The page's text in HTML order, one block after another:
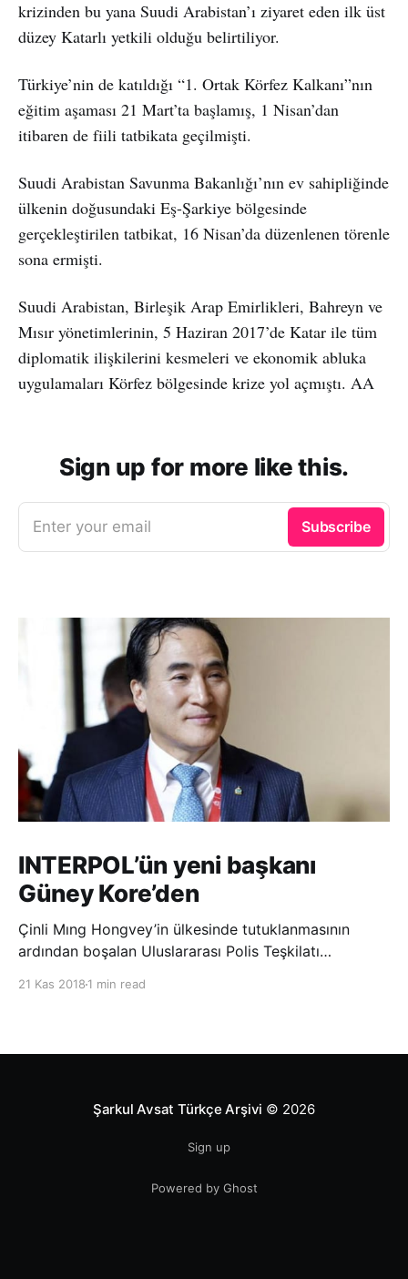
krizinden bu yana Suudi Arabistan’ı ziyaret eden ilk üst
düzey Katarlı yetkili olduğu belirtiliyor.
Türkiye’nin de katıldığı “1. Ortak Körfez Kalkanı”nın
eğitim aşaması 21 Mart’ta başlamış, 1 Nisan’dan
itibaren de fiili tatbikata geçilmişti.
Suudi Arabistan Savunma Bakanlığı’nın ev sahipliğinde
ülkenin doğusundaki Eş-Şarkiye bölgesinde
gerçekleştirilen tatbikat, 16 Nisan’da düzenlenen törenle
sona ermişti.
Suudi Arabistan, Birleşik Arap Emirlikleri, Bahreyn ve
Mısır yönetimlerinin, 5 Haziran 2017’de Katar ile tüm
diplomatik ilişkilerini kesmeleri ve ekonomik abluka
uygulamaları Körfez bölgesinde krize yol açmıştı. AA
Sign up for more like this.
Enter your email Subscribe
INTERPOL’ün yeni başkanı
Güney Kore’den
Çinli Mıng Hongvey’in ülkesinde tutuklanmasının
ardından boşalan Uluslararası Polis Teşkilatı
21 Kas 2018 1 min read
Şarkul Avsat Türkçe Arşivi © 2026
Sign up
Powered by Ghost